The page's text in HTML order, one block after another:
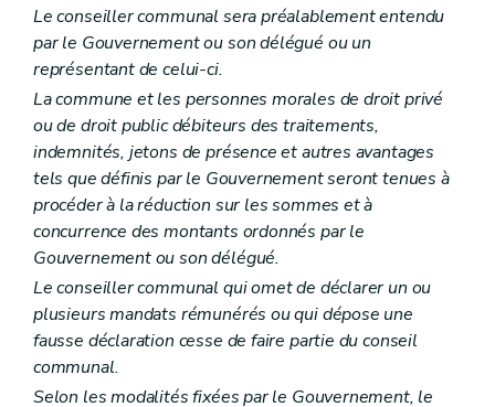
Titre III Principes de bonne gouvernance
Chapitre premier Interdictions et incompatibilités
Art. L1531-1
Art. L1531-2
Chapitre II Droits et devoirs
Art. L1532-1
Art. L1532-2
Art. L1532-3
Art. L1532-4
Art. L1532-5
Chapitre III Médiation et charte de l'utilisateur
Art. L1533-1
Titre IV Dispositions transitoires et finales
Art. L1541-1
Art. L1541-2
Art. L1541-3
Titre V Dispositions diverses
Chapitre unique
Art. L1551-1
Le conseiller communal sera préalablement entendu
par le Gouvernement ou son délégué ou un
représentant de celui-ci.
La commune et les personnes morales de droit privé
ou de droit public débiteurs des traitements,
indemnités, jetons de présence et autres avantages
tels que définis par le Gouvernement seront tenues à
procéder à la réduction sur les sommes et à
concurrence des montants ordonnés par le
Gouvernement ou son délégué.
Le conseiller communal qui omet de déclarer un ou
plusieurs mandats rémunérés ou qui dépose une
fausse déclaration cesse de faire partie du conseil
communal.
Selon les modalités fixées par le Gouvernement, le